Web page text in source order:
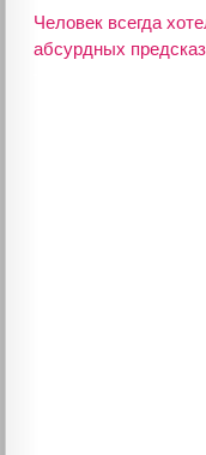
Человек всегда
абсурдных